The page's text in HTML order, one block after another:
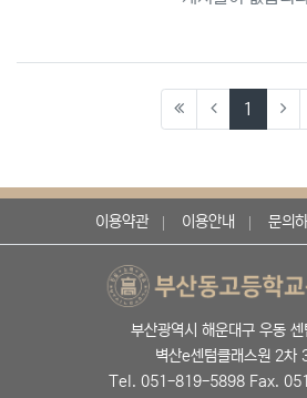
1
이용약관 이용안내 문의하
부산광역시 해운대구 우동 센
벽산e센텀클래스원 2차
Tel. 051-819-5898 Fax.